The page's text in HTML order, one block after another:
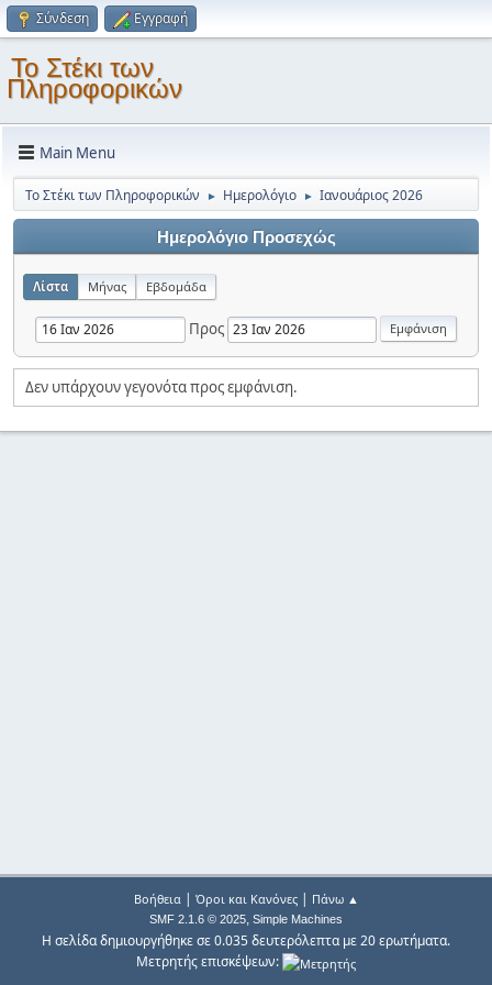
Σύνδεση Εγγραφή
Το Στέκι των
Πληροφορικών
Main Menu
Το Στέκι των Πληροφορικών ► Ημερολόγιο ► Ιανουάριος 2026
Ημερολόγιο Προσεχώς
Λίστα Μήνας Εβδομάδα
Προς
Δεν υπάρχουν γεγονότα προς εμφάνιση.
Βοήθεια| Όροι και Κανόνες| Πάνω ▲
SMF 2.1.6 © 2025, Simple Machines
Η σελίδα δημιουργήθηκε σε 0.035 δευτερόλεπτα με 20 ερωτήματα.
Μετρητής επισκέψεων: